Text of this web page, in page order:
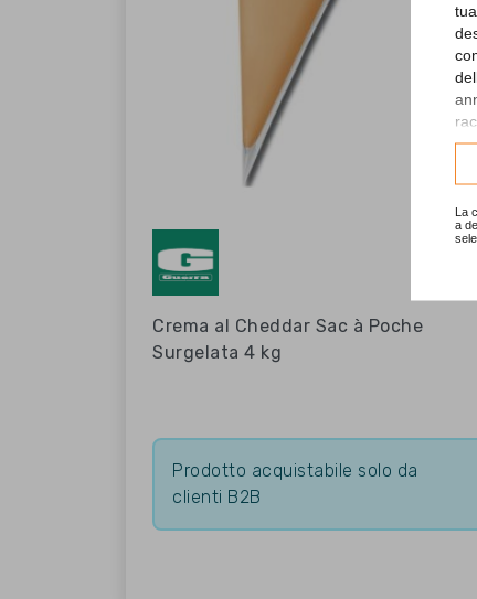
La
a
Crema al Cheddar Sac à Poche
Surgelata 4 kg
Prodotto acquistabile solo da
clienti B2B